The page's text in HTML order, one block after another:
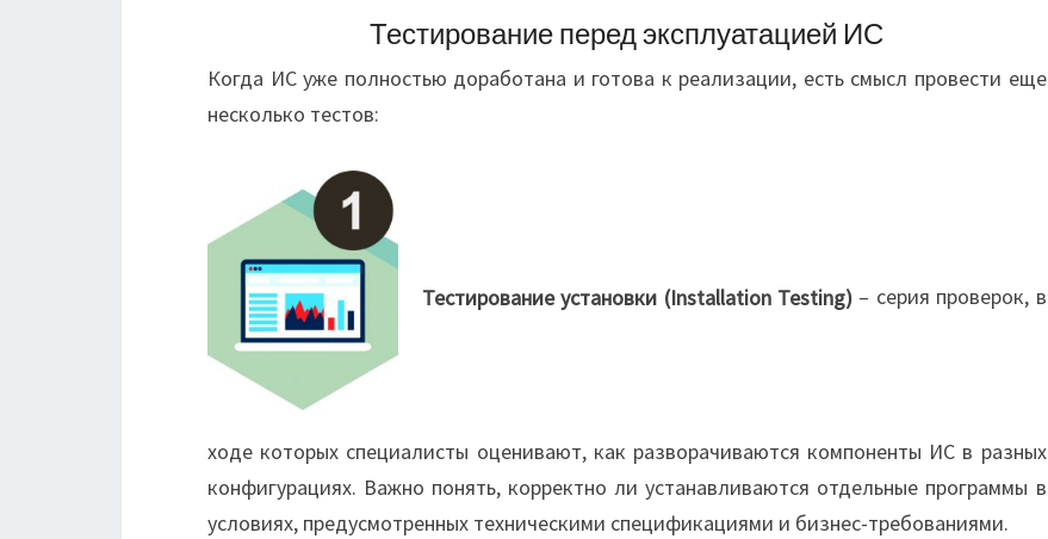
Тестирование перед эксплуатацией ИС
Когда ИС уже полностью доработана и готова к реализации, есть смысл провести еще
несколько тестов:
Тестирование установки (Installation Testing) – серия проверок, в
ходе которых специалисты оценивают, как разворачиваются компоненты ИС в разных
конфигурациях. Важно понять, корректно ли устанавливаются отдельные программы в
условиях, предусмотренных техническими спецификациями и бизнес-требованиями.